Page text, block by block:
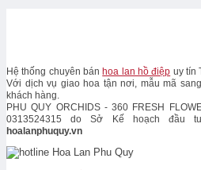
Hệ thống chuyên bán hoa lan hồ điệp uy tín
Với dịch vụ giao hoa tận nơi, mẫu mã
khách hàng.
PHU QUY ORCHIDS - 360 FRESH
0313524315 do Sở Kế hoạch
hoalanphuquy.vn